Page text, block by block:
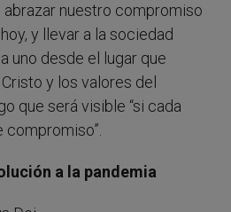
nuestro compromiso
y llevar a la sociedad
uno desde el lugar que
y los valores del
que será visible “si cada
compromiso”.
a la pandemia